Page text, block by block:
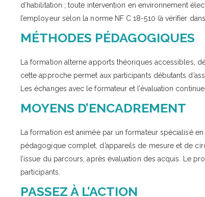
d’habilitation ; toute intervention en environnement
l’employeur selon la norme NF C 18-510 (à vérifier
MÉTHODES PÉDAGOGIQUES
La formation alterne apports théoriques accessibles,
cette approche permet aux participants débutants
Les échanges avec le formateur et l’évaluation
MOYENS D’ENCADREMENT
La formation est animée par un formateur spécialisé
pédagogique complet, d’appareils de mesure et de
l’issue du parcours, après évaluation des acquis. Le
participants.
PASSEZ À L’ACTION